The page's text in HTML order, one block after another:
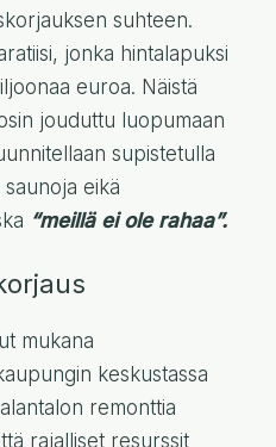
suhteen.
jonka hintalapuksi
euroa. Näistä
jouduttu luopumaan
supistetulla
eikä
“meillä ei ole rahaa”.
mukana
keskustassa
remonttia
rajalliset resurssit